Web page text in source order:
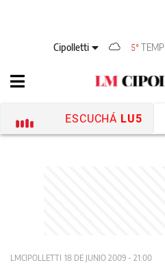
Cipolletti 5° TEMP
ESCUCHÁ LU5
LMCIPOLLETTI 18 DE JUNIO 2009 - 21:00